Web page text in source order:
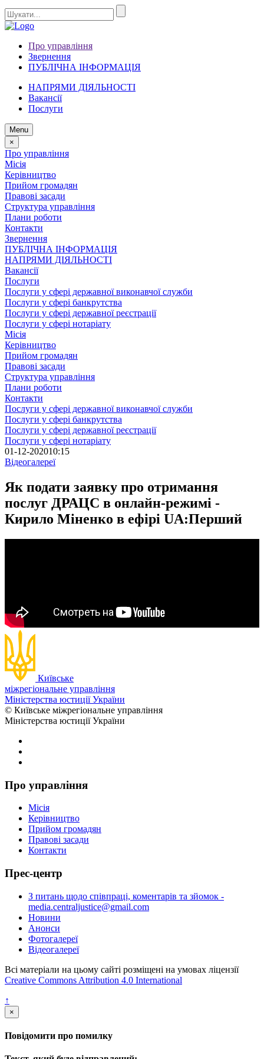
Про управління
Звернення
ПУБЛІЧНА ІНФОРМАЦІЯ
НАПРЯМИ ДІЯЛЬНОСТІ
Вакансії
Послуги
Menu
×
Про управління
Місія
Керівництво
Прийом громадян
Правові засади
Структура управління
Плани роботи
Контакти
Звернення
ПУБЛІЧНА ІНФОРМАЦІЯ
НАПРЯМИ ДІЯЛЬНОСТІ
Вакансії
Послуги
Послуги у сфері державної виконавчої служби
Послуги у сфері банкрутства
Послуги у сфері державної реєстрації
Послуги у сфері нотаріату
Місія
Керівництво
Прийом громадян
Правові засади
Структура управління
Плани роботи
Контакти
Послуги у сфері державної виконавчої служби
Послуги у сфері банкрутства
Послуги у сфері державної реєстрації
Послуги у сфері нотаріату
01-12-202010:15
Відеогалереї
Як подати заявку про отримання
послуг ДРАЦС в онлайн-режимі -
Кирило Міненко в ефірі UA:Перший
Київське
міжрегіональне управління
Міністерства юстиції України
© Київське міжрегіональне управління
Міністерства юстиції України
Про управління
Місія
Керівництво
Прийом громадян
Правові засади
Контакти
Прес-центр
З питань щодо співпраці, коментарів та зйомок -
media.centraljustice@gmail.com
Новини
Анонси
Фотогалереї
Відеогалереї
Всі матеріали на цьому сайті розміщені на умовах ліцензії
Creative Commons Attribution 4.0 International
↑
×
Повідомити про помилку